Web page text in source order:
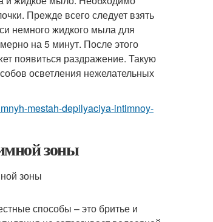
Прежде всего следует взять
немного жидкого мыла для
на 5 минут. После этого
появиться раздражение. Такую
осветления нежелательных
mestah-depilyaciya-intimnoy-
зоны
способы – это бритье и